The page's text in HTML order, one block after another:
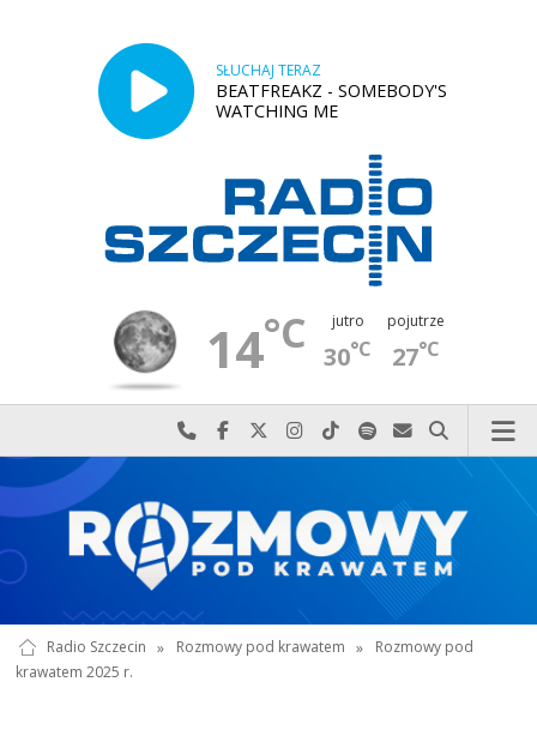
SŁUCHAJ TERAZ
BEATFREAKZ - SOMEBODY'S
WATCHING ME
14°C jutro
30°C
pojutrze
27°C
Najlepiej po prostu do nas zadzwoń
Odwiedź nas na Facebook-u
Odwiedź nas na X
Odwiedź nas na Instagram-ie
Odwiedź nas na TikTok-u
Szukaj nas na Spotify
Wyślij do nas
Szukaj
Radio Szczecin » Rozmowy pod krawatem »
Rozmowy pod
krawatem 2025 r.